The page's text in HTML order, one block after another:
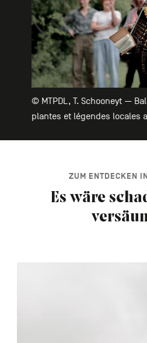
© MTPDL, T. Schooneyt —
plantes et légendes locales
ZUM ENTDECKEN
Es wäre